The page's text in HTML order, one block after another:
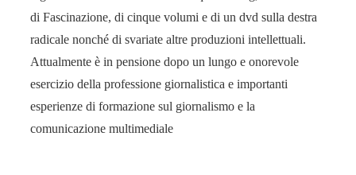
di Fascinazione, di cinque volumi e di un dvd sulla destra
radicale nonché di svariate altre produzioni intellettuali.
Attualmente è in pensione dopo un lungo e onorevole
esercizio della professione giornalistica e importanti
esperienze di formazione sul giornalismo e la
comunicazione multimediale